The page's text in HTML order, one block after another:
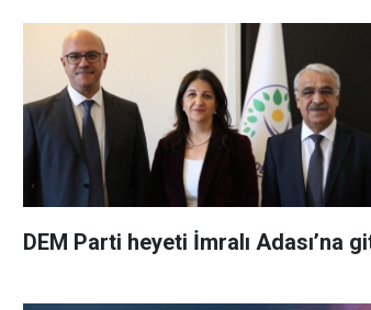
DEM Parti heyeti İmralı Adası’na